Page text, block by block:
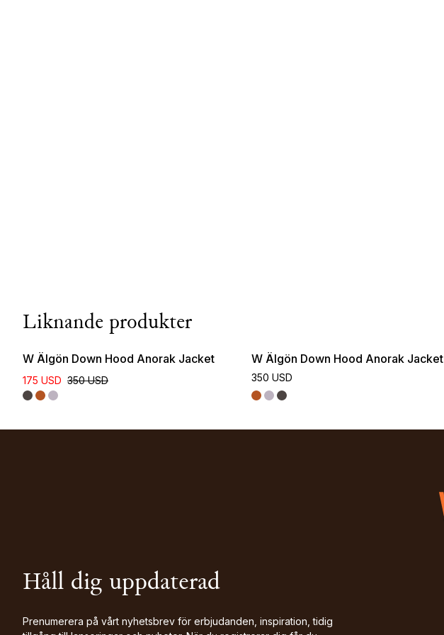
Liknande produkter
W Älgön Down Hood Anorak Jacket
175 USD 350 USD
W Älgön Down Hood Anorak Jacket
350 USD
Håll dig uppdaterad
Prenumerera på vårt nyhetsbrev för erbjudanden, inspiration, tidig